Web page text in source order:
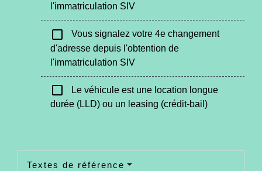
l'immatriculation SIV
check_box_outline_blank
Vous signalez votre 4e changement
d'adresse depuis l'obtention de
l'immatriculation SIV
check_box_outline_blank
Le véhicule est une location longue
durée (LLD) ou un leasing (crédit-bail)
Textes de référence